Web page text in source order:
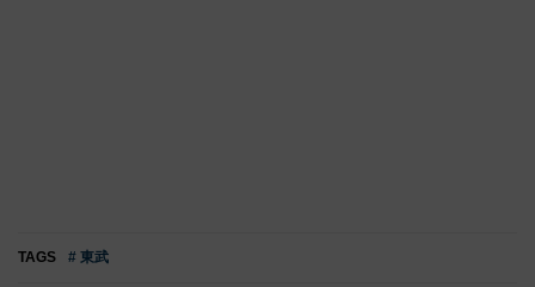
TAGS # 東武